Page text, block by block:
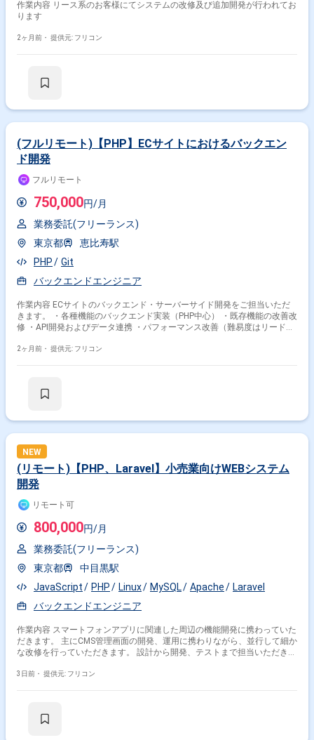
作業内容 リース系のお客様にてシステムの改修及び追加開発が行われてお
ります
2ヶ月前・ 提供元: フリコン
(フルリモート)【PHP】ECサイトにおけるバックエン
ド開発
フルリモート
750,000円/月
業務委託(フリーランス)
東京都
恵比寿駅
PHP
Git
バックエンドエンジニア
作業内容 ECサイトのバックエンド・サーバーサイド開発をご担当いただ
きます。 ・各種機能のバックエンド実装（PHP中心） ・既存機能の改善改
修 ・API開発およびデータ連携 ・パフォーマンス改善（難易度はリード層
2ヶ月前・ 提供元: フリコン
NEW
(リモート)【PHP、Laravel】小売業向けWEBシステム
開発
リモート可
800,000円/月
業務委託(フリーランス)
東京都
中目黒駅
JavaScript
PHP Linux MySQL Apache
Laravel
バックエンドエンジニア
作業内容 スマートフォンアプリに関連した周辺の機能開発に携わっていた
だきます。 主にCMS管理画面の開発、運用に携わりながら、並行して細か
な改修を行っていただきます。 設計から開発、テストまで担当いただきま
てはLAMP環境（Linux、Apache、MySQL、PHP）で 主にフレームワーク
3日前・ 提供元: フリコン